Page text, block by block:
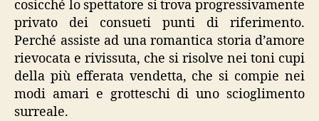
cosicché lo spettatore si trova progressivamente
privato dei consueti punti di riferimento.
Perché assiste ad una romantica storia d’amore
rievocata e rivissuta, che si risolve nei toni cupi
della più efferata vendetta, che si compie nei
modi amari e grotteschi di uno scioglimento
surreale.